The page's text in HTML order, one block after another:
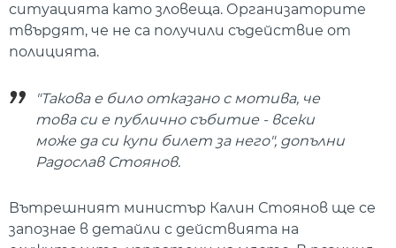
ситуацията като зловеща. Организаторите
твърдят, че не са получили съдействие от
полицията.
"Такова е било отказано с мотива, че
това си е публично събитие - всеки
може да си купи билет за него", допълни
Радослав Стоянов.
Вътрешният министър Калин Стоянов ще се
запознае в детайли с действията на